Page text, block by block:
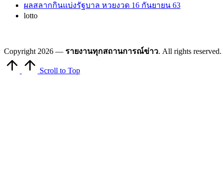
ผลสลากกินแบ่งรัฐบาล หวยงวด 16 กันยายน 63
lotto
Copyright 2026 — รายงานทุกสถานการณ์ข่าว. All rights reserved.
Scroll to Top